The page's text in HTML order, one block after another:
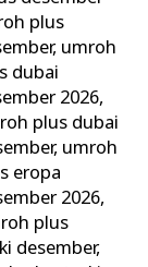
plus
, umroh
dubai
2026,
plus dubai
, umroh
eropa
2026,
plus
desember,